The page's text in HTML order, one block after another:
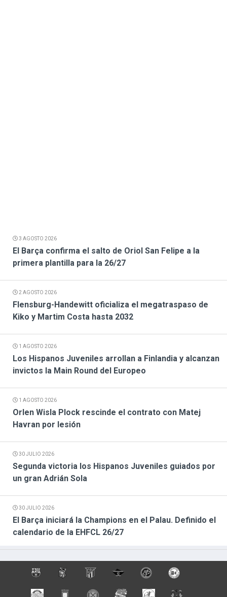
3 AGOSTO 2026
El Barça confirma el salto de Oriol San Felipe a la
primera plantilla para la 26/27
2 AGOSTO 2026
Flensburg-Handewitt oficializa el megatraspaso de
Kiko y Martim Costa hasta 2032
1 AGOSTO 2026
Los Hispanos Juveniles arrollan a Finlandia y alcanzan
invictos la Main Round del Europeo
1 AGOSTO 2026
Orlen Wisla Plock rescinde el contrato con Matej
Havran por lesión
30 JULIO 2026
Segunda victoria los Hispanos Juveniles guiados por
un gran Adrián Sola
30 JULIO 2026
El Barça iniciará la Champions en el Palau. Definido el
calendario de la EHFCL 26/27